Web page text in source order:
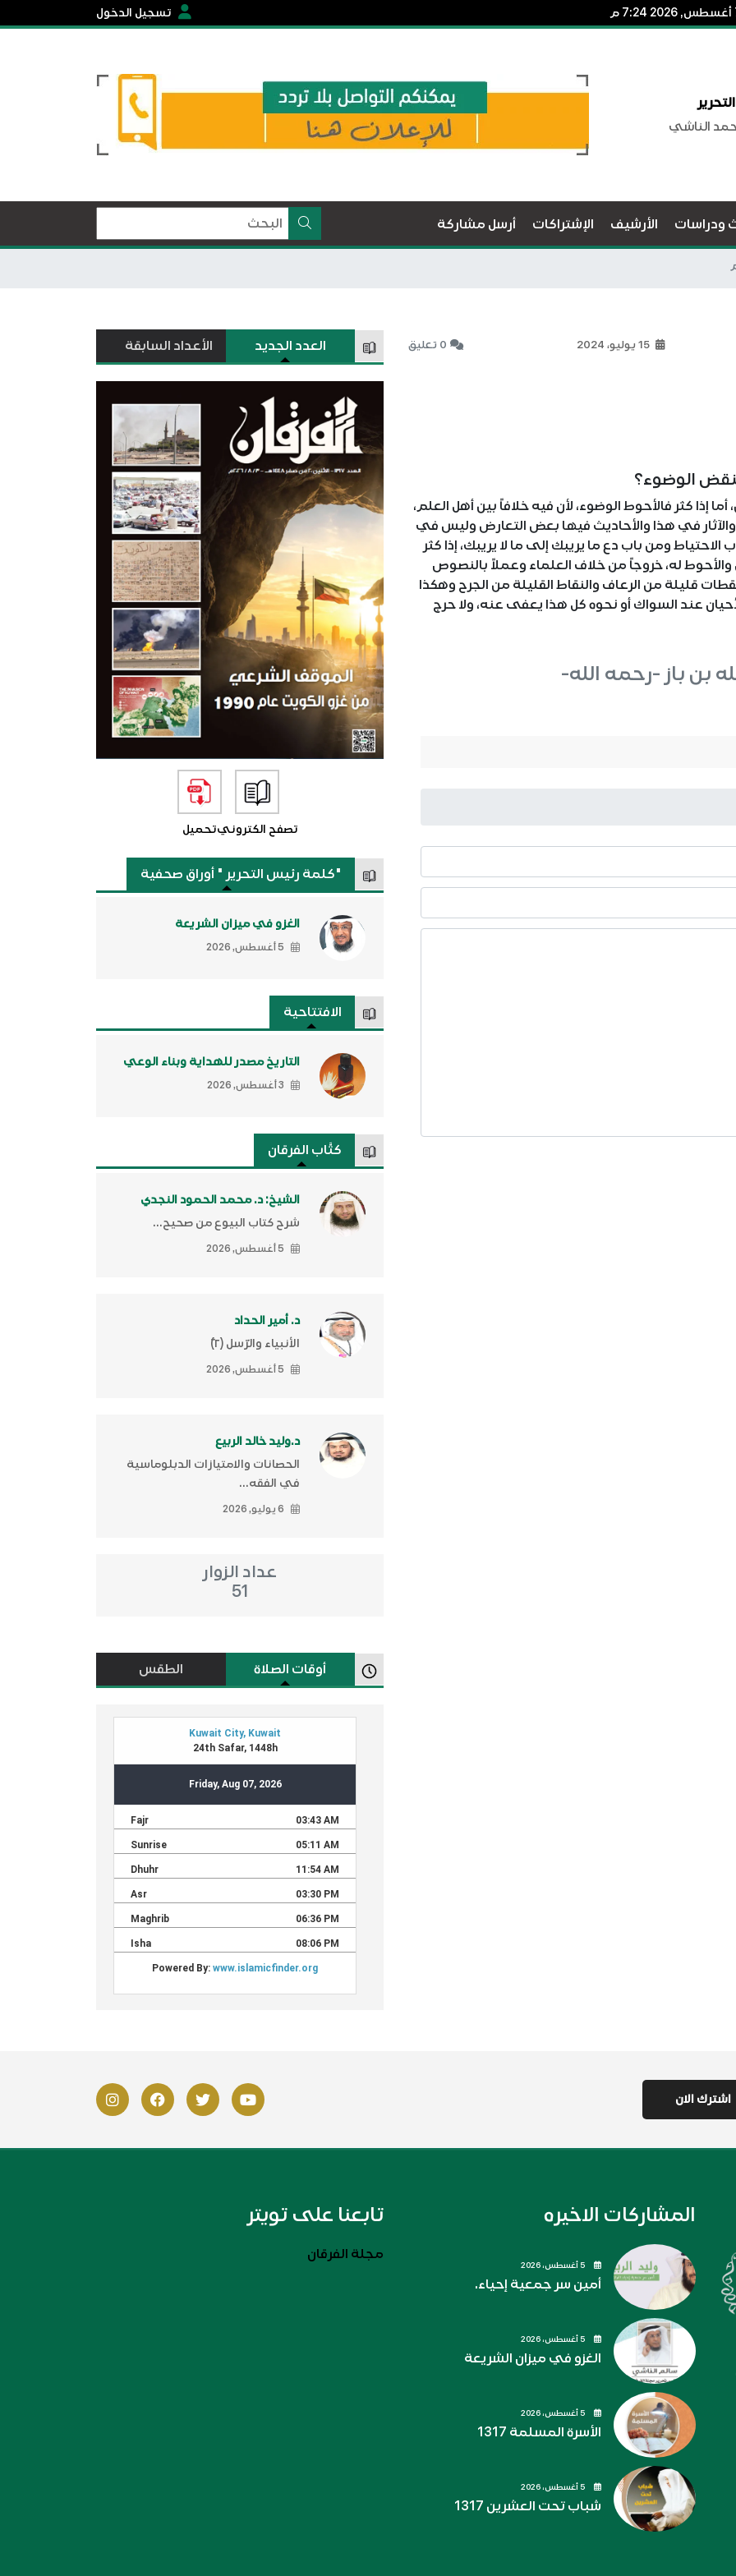
تسجيل الدخول
الناشي
ودراسات الأرشيف الإشتراكات أرسل مشاركة
0 تعليق
الوضوء؟
إذا كثر فالأحوط الوضوء، لأن فيه خلافاً بين أهل العلم،
في هذا والأحاديث فيها بعض التعارض وليس في
ومن باب دع ما يريبك إلى ما لا يريبك، إذا كثر
له، خروجاً من خلاف العلماء وعملاً بالنصوص
قليلة من الرعاف والنقاط القليلة من الجرح وهكذا
عند السواك أو نحوه كل هذا يعفى عنه، ولا حرج
بن باز -رحمه الله-
العدد الجديد الأعداد السابقة
تصفح الكترونيتحميل
"كلمة رئيس التحرير " أوراق صحفية
الغزو في ميزان الشريعة
5 أغسطس, 2026
الافتتاحية
التاريخ مصدر للهداية وبناء الوعي
3 أغسطس, 2026
كتَّاب الفرقان
الشيخ: د. محمد الحمود النجدي
شرح كتاب البيوع من صحيح...
5 أغسطس, 2026
د. أمير الحداد
الأنبياء والرّسل (٢)ّ
5 أغسطس, 2026
د.وليد خالد الربيع
الحصانات والامتيازات الدبلوماسية
في الفقه...
6 يوليو, 2026
عداد الزوار
51
أوقات الصلاة الطقس
المشاركات الاخيره
أمين سر جمعية إحياء.
الغزو في ميزان الشريعة
الأسرة المسلمة 1317
شباب تحت العشرين 1317
تابعنا على تويتر
مجلة الفرقان